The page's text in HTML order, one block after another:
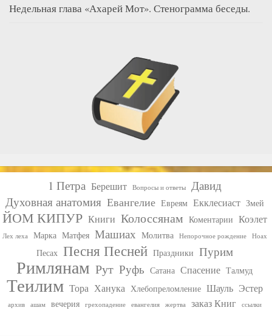
Недельная глава «Ахарей Мот». Стенограмма беседы.
1 Петра Берешит Вопросы и ответы
Давид
Духовная анатомия Евангелие Евреям Екклесиаст Змей
ЙОМ КИПУР Книги Колоссянам Коментарии Коэлет
Лех леха Марка Матфея Машиах Молитва Непорочное рождение Ноах
Песах Песня Песней Праздники Пурим
Римлянам Рут Руфь Сатана Спасение Талмуд
Теилим Тора Ханука Хлебопреломление Шауль Эстер
архив ашам вечерия грехопадение евангелия жертва заказ Книг ссылки